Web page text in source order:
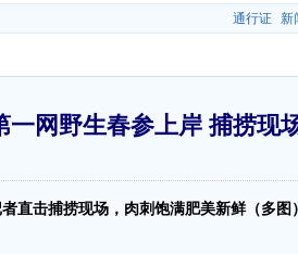
通行证 新
一网野生春参上岸 捕捞现
直击捕捞现场，肉刺饱满肥美新鲜（多图）